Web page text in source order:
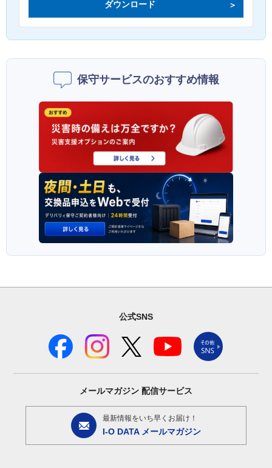
ダウンロード
保守サービスのおすすめ情報
公式SNS
メールマガジン 配信サービス
最新情報をいち早くお届け！
I-O DATA メールマガジン